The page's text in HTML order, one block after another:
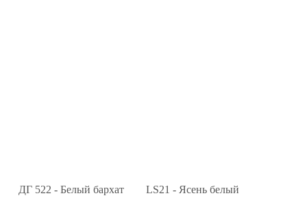
ДГ 522 - Белый бархат LS21 - Ясень белый